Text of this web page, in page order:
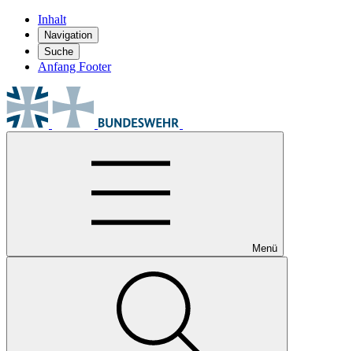
Inhalt
Navigation
Suche
Anfang Footer
Menü